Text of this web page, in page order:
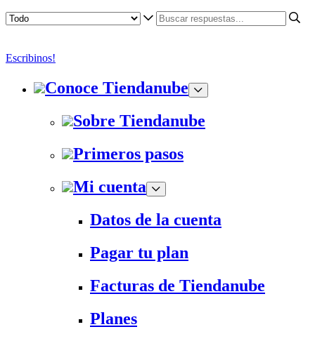
Escribinos!
Conoce Tiendanube
Sobre Tiendanube
Primeros pasos
Mi cuenta
Datos de la cuenta
Pagar tu plan
Facturas de Tiendanube
Planes